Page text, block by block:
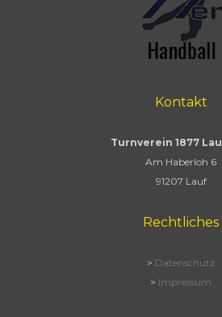
Kontakt
Turnverein 1877
Am Haberloh 6
91207 Lauf
Rechtliches
> Datenschutz
> Impressum